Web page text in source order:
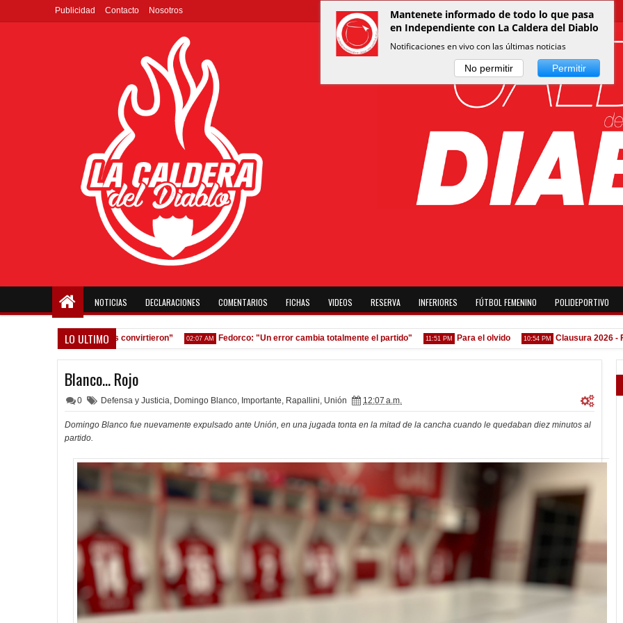
Publicidad Contacto Nosotros
NOTICIAS DECLARACIONES COMENTARIOS FICHAS VIDEOS RESERVA INFERIORES FÚTBOL FEMENINO POLIDEPORTIVO
LO ULTIMO
equivocamos y ellos convirtieron” 02:07 AM Fedorco: "Un error cambia totalmente el partido" 11:51 PM Para el olvido 10:54 PM Clausura 2026 - Fecha
Blanco... Rojo
0 Defensa y Justicia, Domingo Blanco, Importante, Rapallini, Unión 12:07 a.m.
Domingo Blanco fue nuevamente expulsado ante Unión, en una jugada tonta en la mitad de la cancha cuando le quedaban diez minutos al
partido.
Mantenete informado de todo lo que pasa
en Independiente con La Caldera del Diablo
Notificaciones en vivo con las últimas noticias
No permitir Permitir